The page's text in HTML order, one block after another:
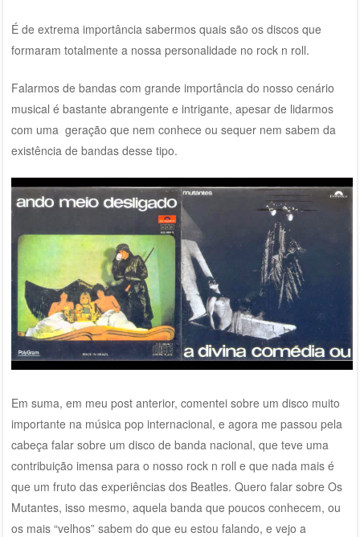
É de extrema importância sabermos quais são os discos que
formaram totalmente a nossa personalidade no rock n roll.
Falarmos de bandas com grande importância do nosso cenário
musical é bastante abrangente e intrigante, apesar de lidarmos
com uma geração que nem conhece ou sequer nem sabem da
existência de bandas desse tipo.
Em suma, em meu post anterior, comentei sobre um disco muito
importante na música pop internacional, e agora me passou pela
cabeça falar sobre um disco de banda nacional, que teve uma
contribuição imensa para o nosso rock n roll e que nada mais é
que um fruto das experiências dos Beatles. Quero falar sobre Os
Mutantes, isso mesmo, aquela banda que poucos conhecem, ou
os mais “velhos” sabem do que eu estou falando, e vejo a